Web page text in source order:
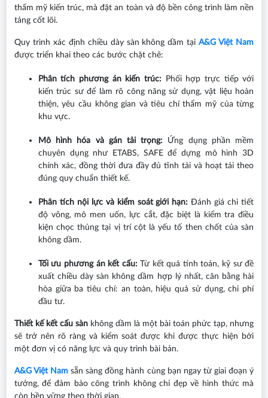
thẩm mỹ kiến trúc, mà đặt an toàn và độ bền công trình làm nền
tảng cốt lõi.
Quy trình xác định chiều dày sàn không dầm tạiA&G Việt Nam
được triển khai theo các bước chặt chẽ:
Phân tích phương án kiến trúc:
Phối hợp trực tiếp với
kiến trúc sư để làm rõ công năng sử dụng, vật liệu hoàn
thiện, yêu cầu không gian và tiêu chí thẩm mỹ của từng
khu vực.
Mô hình hóa và gán tải trọng: Ứng dụng phần mềm
chuyên dụng như ETABS, SAFE để dựng mô hình 3D
chính xác, đồng thời đưa đầy đủ tĩnh tải và hoạt tải theo
đúng quy chuẩn thiết kế.
Phân tích nội lực và kiểm soát giới hạn:Đánh giá chi tiết
độ võng, mô men uốn, lực cắt, đặc biệt là kiểm tra điều
kiện chọc thủng tại vị trí cột là yếu tố then chốt của sàn
không dầm.
Tối ưu phương án kết cấu:Từ kết quả tính toán, kỹ sư đề
xuất chiều dày sàn không dầm hợp lý nhất, cân bằng hài
hòa giữa ba tiêu chí: an toàn, hiệu quả sử dụng, chi phí
đầu tư.
Thiết kế kết cấu sànkhông dầm là một bài toán phức tạp, nhưng
sẽ trở nên rõ ràng và kiểm soát được khi được thực hiện bởi
một đơn vị có năng lực và quy trình bài bản.
A&G Việt Nam sẵn sàng đồng hành cùng bạn ngay từ giai đoạn ý
tưởng, để đảm bảo công trình không chỉ đẹp về hình thức mà
còn bền vững theo thời gian.